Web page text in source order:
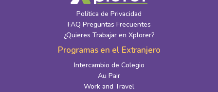
Política de Privacidad
FAQ Preguntas Frecuentes
¿Quieres Trabajar en Xplorer?
Programas en el Extranjero
Intercambio de Colegio
Au Pair
Work and Travel